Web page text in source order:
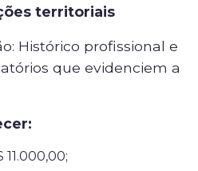
territoriais
Histórico profissional e
que evidenciem a